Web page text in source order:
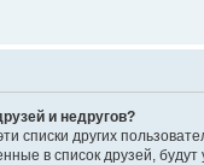
и недругов?
списки других
в список друзей,